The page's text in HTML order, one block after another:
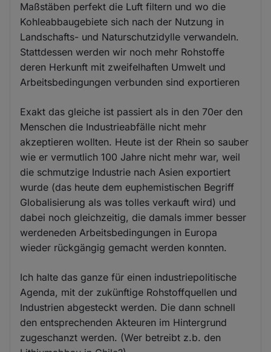
Maßstäben perfekt die Luft filtern und wo die
Kohleabbaugebiete sich nach der Nutzung in
Landschafts- und Naturschutzidylle verwandeln.
Stattdessen werden wir noch mehr Rohstoffe
deren Herkunft mit zweifelhaften Umwelt und
Arbeitsbedingungen verbunden sind exportieren
Exakt das gleiche ist passiert als in den 70er den
Menschen die Industrieabfälle nicht mehr
akzeptieren wollten. Heute ist der Rhein so sauber
wie er vermutlich 100 Jahre nicht mehr war, weil
die schmutzige Industrie nach Asien exportiert
wurde (das heute dem euphemistischen Begriff
Globalisierung als was tolles verkauft wird) und
dabei noch gleichzeitig, die damals immer besser
werdeneden Arbeitsbedingungen in Europa
wieder rückgängig gemacht werden konnten.
Ich halte das ganze für einen industriepolitische
Agenda, mit der zukünftige Rohstoffquellen und
Industrien abgesteckt werden. Die dann schnell
den entsprechenden Akteuren im Hintergrund
zugeschanzt werden. (Wer betreibt z.b. den